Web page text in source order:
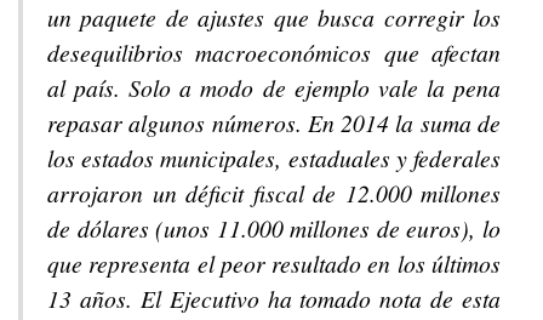
un paquete de ajustes que busca corregir los
desequilibrios macroeconómicos que afectan
al país. Solo a modo de ejemplo vale la pena
repasar algunos números. En 2014 la suma de
los estados municipales, estaduales y federales
arrojaron un déficit fiscal de 12.000 millones
de dólares (unos 11.000 millones de euros), lo
que representa el peor resultado en los últimos
13 años. El Ejecutivo ha tomado nota de esta